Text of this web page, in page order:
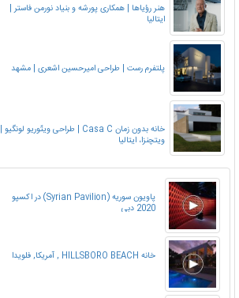
هنر رؤیاها | همکاری پورشه و بنیاد نورمن فاستر |
ایتالیا
پلتفرم رست | طراحی امیرحسین اشعری | مشهد
خانه بدون زمان Casa C | طراحی ویتّوریو لونگیو |
ویتچنزا، ایتالیا
پاویون سوریه (Syrian Pavilion) در اکسپو
2020 دبی
خانه HILLSBORO BEACH , آمریکا, فلویدا